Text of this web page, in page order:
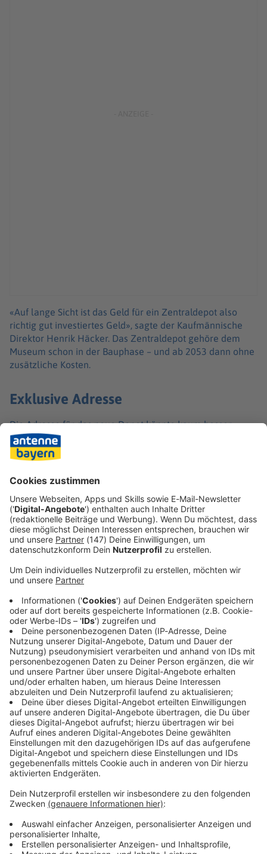
«Auf lange Sicht ist das Geld für ein Zentraldepot also
richtig gut investiertes Geld», sagte der Kaufmännische
Direktor Henrik Häcker. Das Zentraldepot gehöre dem
Museum schon in der Bauphase – und ab 2053 dann ohne
zusätzliche Kosten.
Exklusive Adresse
Die Adresse für das neue Depot könnte kaum besser
passen, so ein Museumssprecher: Das 20.000
Quadratmeter große Grundstück liege zwischen der
Justus-von-Liebig-Straße und Marie-Curie-Straße – beide
benannt nach berühmten Wissenschaftlern, deren
Immer auf dem Laufenden
bleiben!
Verpass' nichts mehr - mit unserem kostenlosen
ANTENNE BAYERN Newsletter. Ob Nachrichten,
Lifestyle oder unsere neuesten Aktionen - wir
informieren dich.
Zum Newsletter anmelden